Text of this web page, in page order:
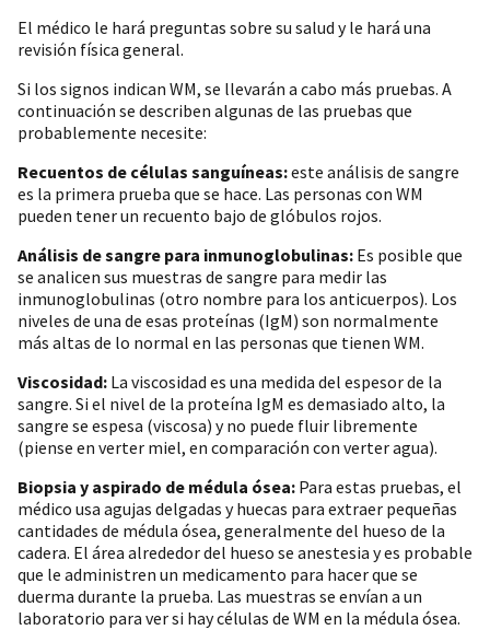
El médico le hará preguntas sobre su salud y le hará una
revisión física general.
Si los signos indican WM, se llevarán a cabo más pruebas. A
continuación se describen algunas de las pruebas que
probablemente necesite:
Recuentos de células sanguíneas:este análisis de sangre
es la primera prueba que se hace. Las personas con WM
pueden tener un recuento bajo de glóbulos rojos.
Análisis de sangre para inmunoglobulinas: Es posible que
se analicen sus muestras de sangre para medir las
inmunoglobulinas (otro nombre para los anticuerpos). Los
niveles de una de esas proteínas (IgM) son normalmente
más altas de lo normal en las personas que tienen WM.
Viscosidad: La viscosidad es una medida del espesor de la
sangre. Si el nivel de la proteína IgM es demasiado alto, la
sangre se espesa (viscosa) y no puede fluir libremente
(piense en verter miel, en comparación con verter agua).
Biopsia y aspirado de médula ósea: Para estas pruebas, el
médico usa agujas delgadas y huecas para extraer pequeñas
cantidades de médula ósea, generalmente del hueso de la
cadera. El área alrededor del hueso se anestesia y es probable
que le administren un medicamento para hacer que se
duerma durante la prueba. Las muestras se envían a un
laboratorio para ver si hay células de WM en la médula ósea.